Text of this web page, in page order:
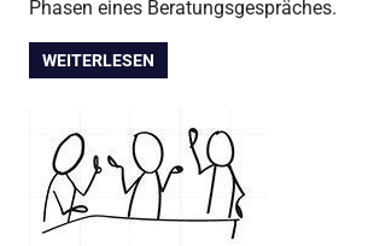
Phasen eines Beratungsgespräches.
WEITERLESEN